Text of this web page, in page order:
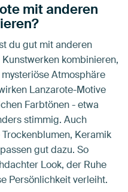
mit anderen
du gut mit anderen
kombinieren,
Atmosphäre
Lanzarote-Motive
Farbtönen - etwa
stimmig. Auch
Keramik
gut dazu. So
Look, der Ruhe
Persönlichkeit verleiht.